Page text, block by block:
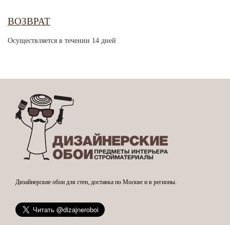
ВОЗВРАТ
Осуществляется в течении 14 дней
Дизайнерские обои для стен, доставка по Москве и в регионы.